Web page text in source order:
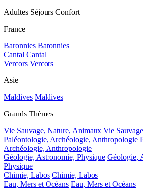
Adultes Séjours Confort
France
Baronnies Baronnies
Cantal Cantal
Vercors Vercors
Asie
Maldives Maldives
Grands Thèmes
Vie Sauvage, Nature, Animaux Vie
Paléontologie, Archéologie, Anthropologie
Archéologie, Anthropologie
Géologie, Astronomie, Physique Géologie,
Physique
Chimie, Labos Chimie, Labos
Eau, Mers et Océans Eau, Mers et Océans